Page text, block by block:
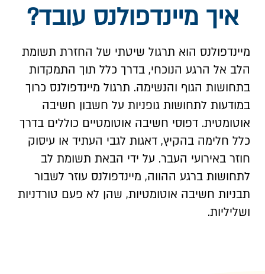
איך מיינדפולנס עובד?
מיינדפולנס הוא תרגול שיטתי של החזרת תשומת
הלב אל הרגע הנוכחי, בדרך כלל תוך התמקדות
בתחושות הגוף והנשימה. תרגול מיינדפולנס כרוך
במודעות לתחושות גופניות על חשבון חשיבה
אוטומטית. דפוסי חשיבה אוטומטיים כוללים בדרך
כלל חלימה בהקיץ, דאגות לגבי העתיד או עיסוק
חוזר באירועי העבר. על ידי הבאת תשומת לב
לתחושות ברגע ההווה, מיינדפולנס עוזר לשבור
תבניות חשיבה אוטומטיות, שהן לא פעם טורדניות
ושליליות.